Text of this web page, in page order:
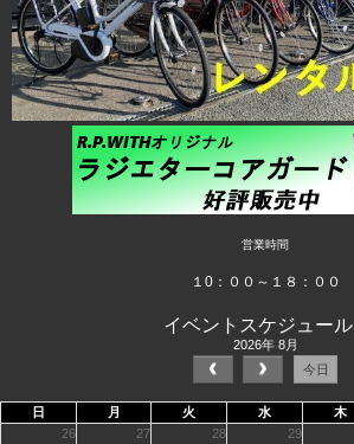
営業時間
１0：００～１８：００
イベントスケジュール
2026年 8月
今日
日 月 火 水 木
26
27 28 29